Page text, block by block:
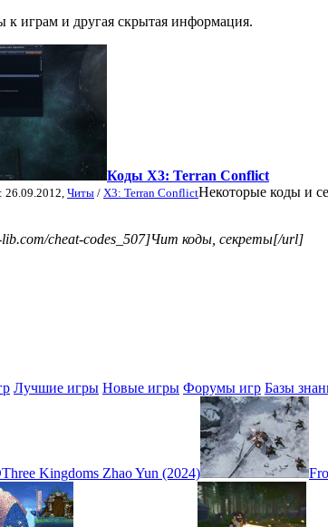
к играм и другая скрытая информация.
Коды X3: Terran Conflict
26.09.2012, Читы / X3: Terran ConflictНекоторые коды и
cheat-codes_507]Чит коды, секреты[/url]
Лучшие игры Новые игры Форумы игр Базы
Three Kingdoms Zhao Yun (2024)